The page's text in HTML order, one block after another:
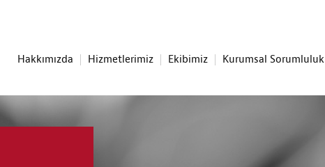
Hakkımızda Hizmetlerimiz Ekibimiz Kurumsal Sorumluluk